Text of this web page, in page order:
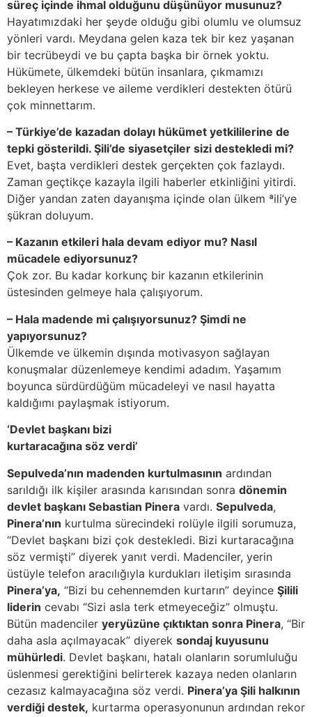
süreç içinde ihmal olduğunu düşünüyor musunuz?
Hayatımızdaki her şeyde olduğu gibi olumlu ve olumsuz
yönleri vardı. Meydana gelen kaza tek bir kez yaşanan
bir tecrübeydi ve bu çapta başka bir örnek yoktu.
Hükümete, ülkemdeki bütün insanlara, çıkmamızı
bekleyen herkese ve aileme verdikleri destekten ötürü
çok minnettarım.
– Türkiye’de kazadan dolayı hükümet yetkililerine de
tepki gösterildi. Şili’de siyasetçiler sizi destekledi mi?
Evet, başta verdikleri destek gerçekten çok fazlaydı.
Zaman geçtikçe kazayla ilgili haberler etkinliğini yitirdi.
Diğer yandan zaten dayanışma içinde olan ülkem ªili’ye
şükran doluyum.
– Kazanın etkileri hala devam ediyor mu? Nasıl
mücadele ediyorsunuz?
Çok zor. Bu kadar korkunç bir kazanın etkilerinin
üstesinden gelmeye hala çalışıyorum.
– Hala madende mi çalışıyorsunuz? Şimdi ne
yapıyorsunuz?
Ülkemde ve ülkemin dışında motivasyon sağlayan
konuşmalar düzenlemeye kendimi adadım. Yaşamım
boyunca sürdürdüğüm mücadeleyi ve nasıl hayatta
kaldığımı paylaşmak istiyorum.
‘Devlet başkanı bizi
kurtaracağına söz verdi’
Sepulveda’nın madenden kurtulmasının ardından
sarıldığı ilk kişiler arasında karısından sonra dönemin
devlet başkanı Sebastian Pinera vardı. Sepulveda,
Pinera’nın kurtulma sürecindeki rolüyle ilgili sorumuza,
“Devlet başkanı bizi çok destekledi. Bizi kurtaracağına
söz vermişti” diyerek yanıt verdi. Madenciler, yerin
üstüyle telefon aracılığıyla kurdukları iletişim sırasında
Pinera’ya, “Bizi bu cehennemden kurtarın” deyince Şilili
liderin cevabı “Sizi asla terk etmeyeceğiz” olmuştu.
Bütün madenciler yeryüzüne çıktıktan sonra Pinera, “Bir
daha asla açılmayacak” diyerek sondaj kuyusunu
mühürledi. Devlet başkanı, hatalı olanların sorumluluğu
üslenmesi gerektiğini belirterek kazaya neden olanların
cezasız kalmayacağına söz verdi. Pinera’ya Şili halkının
verdiği destek, kurtarma operasyonunun ardından rekor